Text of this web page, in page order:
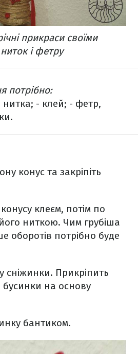
прикраси своїми
і фетру
потрібно:
нитка; - клей; - фетр,
конус та закріпіть
клеєм, потім по
ниткою. Чим грубіша
оборотів потрібно буде
сніжинки. Прикріпить
бусинки на основу
бантиком.